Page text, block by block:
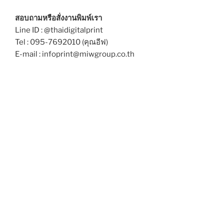
สอบถามหรือสั่งงานพิมพ์เรา
Line ID : @thaidigitalprint
Tel : 095-7692010 (คุณอีฟ)
E-mail : infoprint@miwgroup.co.th